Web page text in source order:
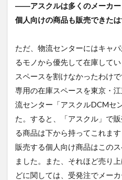
――アスクルは多くのメーカー
個人向けの商品も販売できたは
ただ、物流センターにはキャ
るモノから優先して在庫して
スペースを割けなかったわけ
専用の在庫スペースを東京・
流センター「アスクルDCMセ
た。すると、「アスクル」で
る商品は下から持ってこれま
販売する個人向け商品はこの
ました。また、それほど売り
どに関しては、受発注でメー